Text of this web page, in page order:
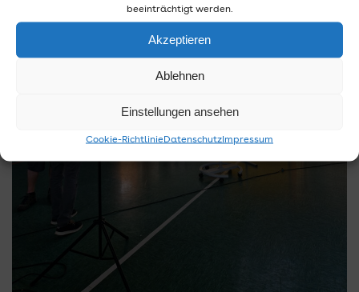
beeinträchtigt werden.
Akzeptieren
Ablehnen
Einstellungen ansehen
Cookie-RichtlinieDatenschutzImpressum